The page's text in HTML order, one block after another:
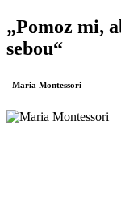
„Pomoz mi,
sebou“
- Maria Montessori